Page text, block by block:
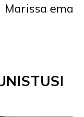
Marissa ema